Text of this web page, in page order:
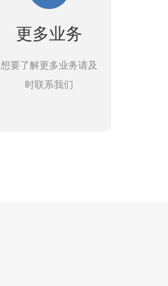
更多业务
想要了解更多业务请及
时联系我们